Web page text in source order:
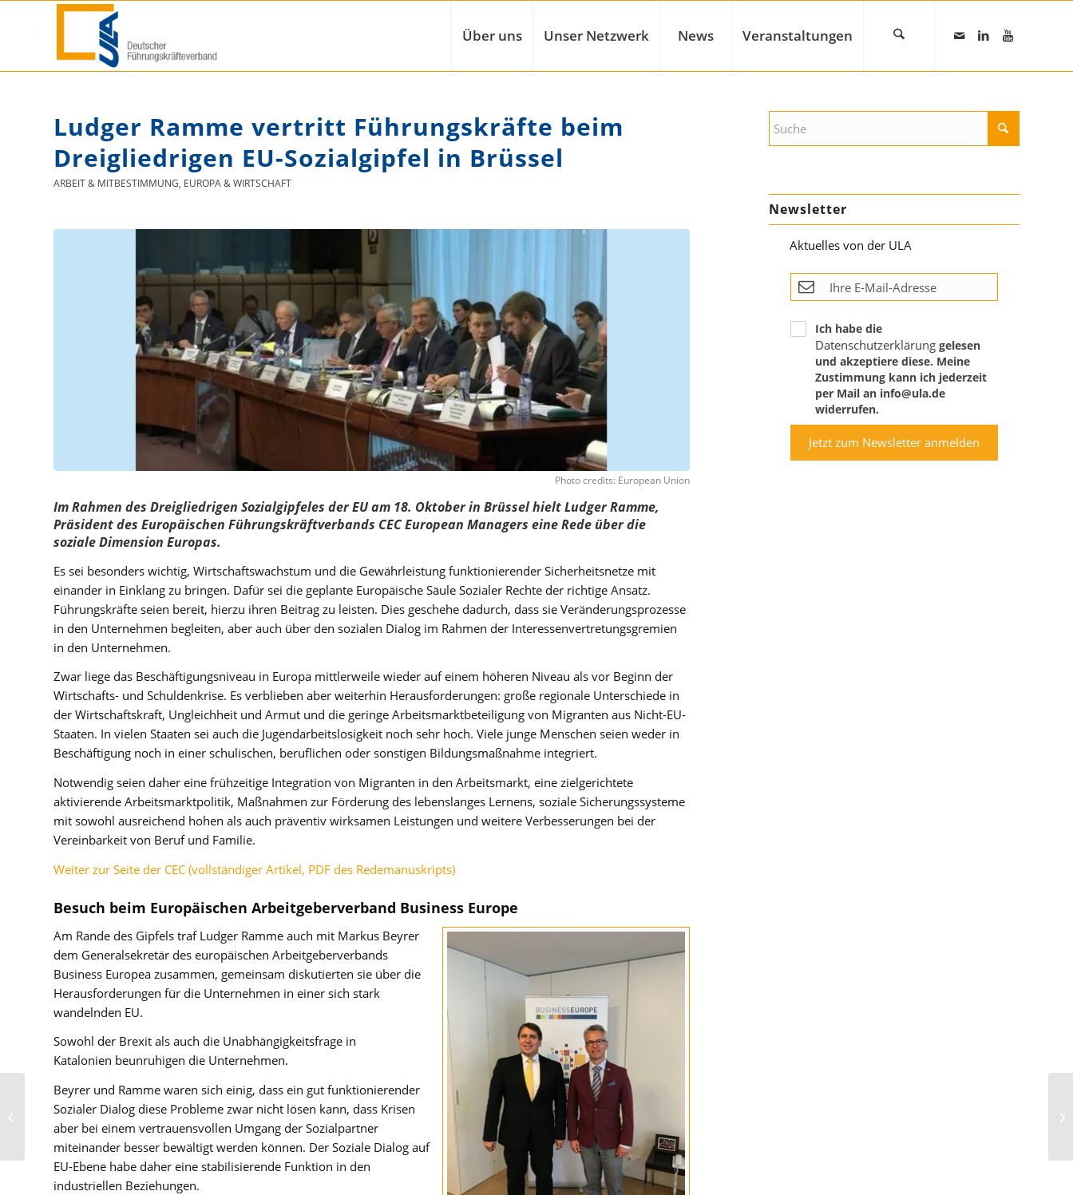
Über uns Unser Netzwerk News Veranstaltungen
Ludger Ramme vertritt Führungskräfte beim
Dreigliedrigen EU-Sozialgipfel in Brüssel
ARBEIT & MITBESTIMMUNG, EUROPA & WIRTSCHAFT
Photo credits: European Union
Im Rahmen des Dreigliedrigen Sozialgipfeles der EU am 18. Oktober in Brüssel hielt Ludger Ramme,
Präsident des Europäischen Führungskräftverbands CEC European Managers eine Rede über die
soziale Dimension Europas.
Es sei besonders wichtig, Wirtschaftswachstum und die Gewährleistung funktionierender Sicherheitsnetze mit
einander in Einklang zu bringen. Dafür sei die geplante Europäische Säule Sozialer Rechte der richtige Ansatz.
Führungskräfte seien bereit, hierzu ihren Beitrag zu leisten. Dies geschehe dadurch, dass sie Veränderungsprozesse
in den Unternehmen begleiten, aber auch über den sozialen Dialog im Rahmen der Interessenvertretungsgremien
in den Unternehmen.
Zwar liege das Beschäftigungsniveau in Europa mittlerweile wieder auf einem höheren Niveau als vor Beginn der
Wirtschafts- und Schuldenkrise. Es verblieben aber weiterhin Herausforderungen: große regionale Unterschiede in
der Wirtschaftskraft, Ungleichheit und Armut und die geringe Arbeitsmarktbeteiligung von Migranten aus Nicht-EU-
Staaten. In vielen Staaten sei auch die Jugendarbeitslosigkeit noch sehr hoch. Viele junge Menschen seien weder in
Beschäftigung noch in einer schulischen, beruflichen oder sonstigen Bildungsmaßnahme integriert.
Notwendig seien daher eine frühzeitige Integration von Migranten in den Arbeitsmarkt, eine zielgerichtete
aktivierende Arbeitsmarktpolitik, Maßnahmen zur Förderung des lebenslanges Lernens, soziale Sicherungssysteme
mit sowohl ausreichend hohen als auch präventiv wirksamen Leistungen und weitere Verbesserungen bei der
Vereinbarkeit von Beruf und Familie.
Weiter zur Seite der CEC (vollständiger Artikel, PDF des Redemanuskripts)
Besuch beim Europäischen Arbeitgeberverband Business Europe
Am Rande des Gipfels traf Ludger Ramme auch mit Markus Beyrer
dem Generalsekretär des europäischen Arbeitgeberverbands
Business Europea zusammen, gemeinsam diskutierten sie über die
Herausforderungen für die Unternehmen in einer sich stark
wandelnden EU.
Sowohl der Brexit als auch die Unabhängigkeitsfrage in
Katalonien beunruhigen die Unternehmen.
Beyrer und Ramme waren sich einig, dass ein gut funktionierender
Sozialer Dialog diese Probleme zwar nicht lösen kann, dass Krisen
aber bei einem vertrauensvollen Umgang der Sozialpartner
miteinander besser bewältigt werden können. Der Soziale Dialog auf
EU-Ebene habe daher eine stabilisierende Funktion in den
industriellen Beziehungen.
Newsletter
Jetzt zum Newsletter anmelden
Aktuelles von der ULA
Ich habe die
Datenschutzerklärunggelesen
und akzeptiere diese. Meine
Zustimmung kann ich jederzeit
per Mail an info@ula.de
widerrufen.
Deutscher Chemie-
Preis Köln 2017:
hervorragende
Stimmung bei Covestro